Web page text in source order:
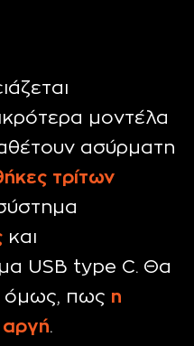
μοντέλα
ασύρματη
τρίτων
και
USB type C. Θα
όμως, πως η
αργή.